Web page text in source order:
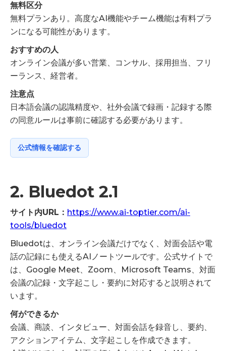
無料区分
無料プランあり。高度なAI機能やチーム機能は有料プラ
ンになる可能性があります。
おすすめの人
オンライン会議が多い営業、コンサル、採用担当、フリ
ーランス、経営者。
注意点
日本語会議の認識精度や、社外会議で録画・記録する際
の同意ルールは事前に確認する必要があります。
公式情報を確認する
2. Bluedot 2.1
サイト内URL： https://www.ai-toptier.com/ai-
tools/bluedot
Bluedotは、オンライン会議だけでなく、対面会話や電
話の記録にも使えるAIノートツールです。公式サイトで
は、Google Meet、Zoom、Microsoft Teams、対面
会議の記録・文字起こし・要約に対応すると説明されて
います。
何ができるか
会議、商談、インタビュー、対面会話を録音し、要約、
アクションアイテム、文字起こしを作成できます。